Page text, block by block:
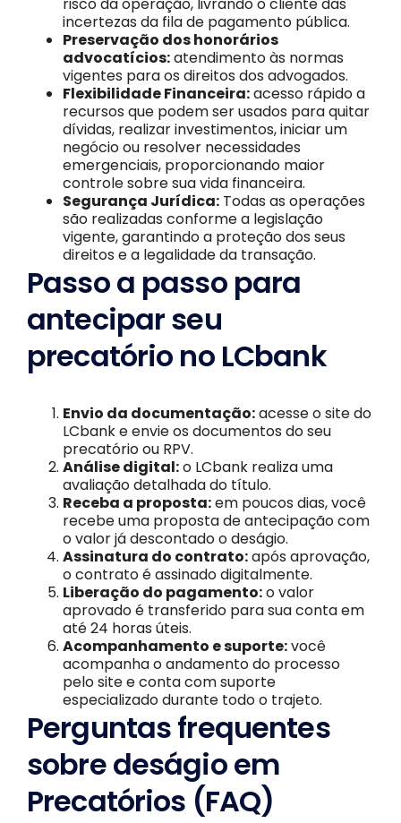
incertezas da fila de pagamento pública.
Preservação dos honorários
advocatícios:atendimento às normas
vigentes para os direitos dos advogados.
Flexibilidade Financeira:acesso rápido a
recursos que podem ser usados para quitar
dívidas, realizar investimentos, iniciar um
negócio ou resolver necessidades
emergenciais, proporcionando maior
controle sobre sua vida financeira.
Segurança Jurídica: Todas as operações
são realizadas conforme a legislação
vigente, garantindo a proteção dos seus
direitos e a legalidade da transação.
Passo a passo para
antecipar seu
precatório no LCbank
Envio da documentação:acesse o site do
LCbank e envie os documentos do seu
precatório ou RPV.
Análise digital:o LCbank realiza uma
avaliação detalhada do título.
Receba a proposta:em poucos dias, você
recebe uma proposta de antecipação com
o valor já descontado o deságio.
Assinatura do contrato:após aprovação,
o contrato é assinado digitalmente.
Liberação do pagamento:o valor
aprovado é transferido para sua conta em
até 24 horas úteis.
Acompanhamento e suporte:você
acompanha o andamento do processo
pelo site e conta com suporte
especializado durante todo o trajeto.
Perguntas frequentes
sobre deságio em
Precatórios (FAQ)